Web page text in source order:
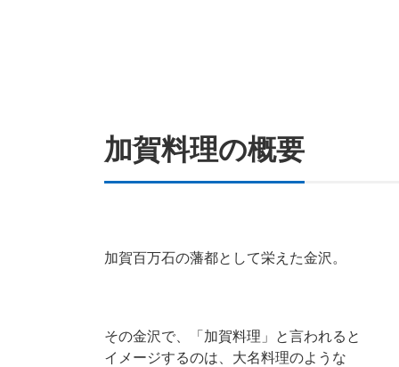
加賀料理の概要
加賀百万石の藩都として栄えた金沢。
その金沢で、「加賀料理」と言われると
イメージするのは、大名料理のような